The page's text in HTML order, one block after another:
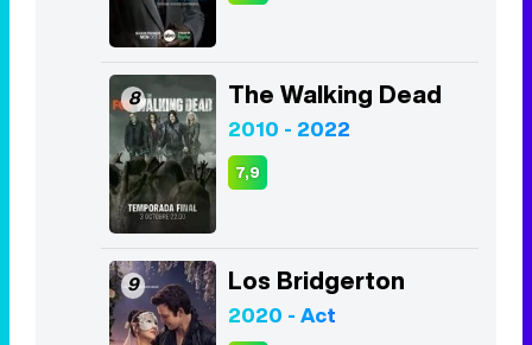
8 The Walking Dead
2010 - 2022
7,9
9 Los Bridgerton
2020 - Act